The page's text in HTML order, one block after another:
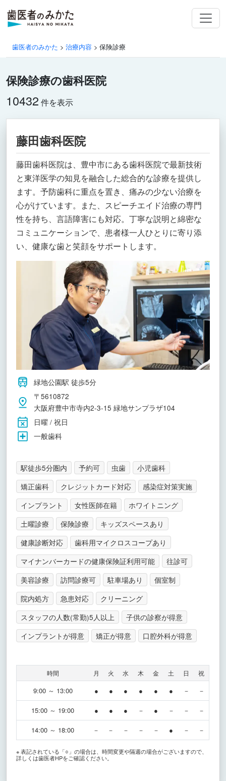
歯医者のみかた > 治療内容 > 保険診療
保険診療の歯科医院
10432 件を表示
藤田歯科医院
藤田歯科医院は、豊中市にある歯科医院で最新技術
と東洋医学の知見を融合した総合的な診療を提供し
ます。予防歯科に重点を置き、痛みの少ない治療を
心がけています。また、スピーチエイド治療の専門
性を持ち、言語障害にも対応。丁寧な説明と綿密な
コミュニケーションで、患者様一人ひとりに寄り添
い、健康な歯と笑顔をサポートします。
緑地公園駅 徒歩5分
〒5610872
大阪府豊中市寺内2-3-15 緑地サンプラザ104
日曜 / 祝日
一般歯科
駅徒歩5分圏内 予約可 虫歯
小児歯科
矯正歯科
クレジットカード対応
感染症対策実施
インプラント
女性医師在籍
ホワイトニング
土曜診療
保険診療
キッズスペースあり
健康診断対応
歯科用マイクロスコープあり
マイナンバーカードの健康保険証利用可能
往診可
美容診療
訪問診療可 駐車場あり
個室制
院内処方
急患対応
クリーニング
スタッフの人数(常勤)5人以上
子供の診察が得意
インプラントが得意
矯正が得意 口腔外科が得意
時間 月 火 水 木 金 土 日 祝
9:00 ～ 13:00 ● ● ● ● ● ● － －
15:00 ～ 19:00 ● ● ● － ● － － －
14:00 ～ 18:00 － － － － － ● － －
※ 表記されている「○」の場合は、時間変更や隔週の場合がございますので、
詳しくは歯医者HPをご確認ください。